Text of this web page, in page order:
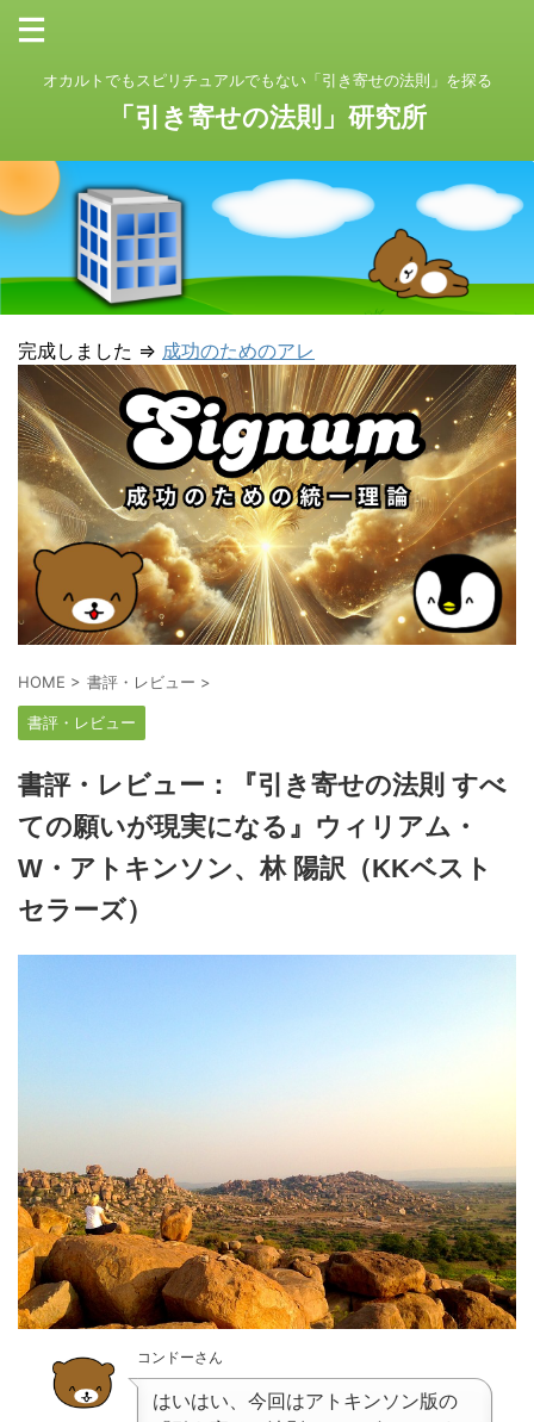
オカルトでもスピリチュアルでもない「引き寄せの法則」を探る
「引き寄せの法則」研究所
完成しました ⇒ 成功のためのアレ
HOME > 書評・レビュー >
書評・レビュー
書評・レビュー：『引き寄せの法則 すべ
ての願いが現実になる』ウィリアム・
W・アトキンソン、林 陽訳（KKベスト
セラーズ）
コンドーさん
はいはい、今回はアトキンソン版の